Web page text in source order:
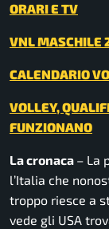
ORARI E TV
VNL MASCHILE
CALENDARIO
VOLLEY,
FUNZIONANO
La cronaca – La
l’Italia che
troppo riesce a
vede gli USA